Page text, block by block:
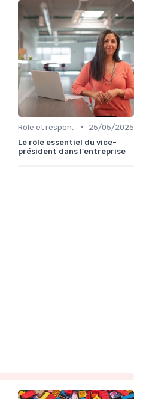
•
25/05/2025
Le rôle essentiel du vice-
président dans l'entreprise